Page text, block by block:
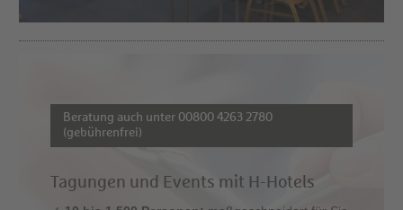
Beratung auch unter 00800 4263 2780
(gebührenfrei)
Tagungen und Events mit H-Hotels